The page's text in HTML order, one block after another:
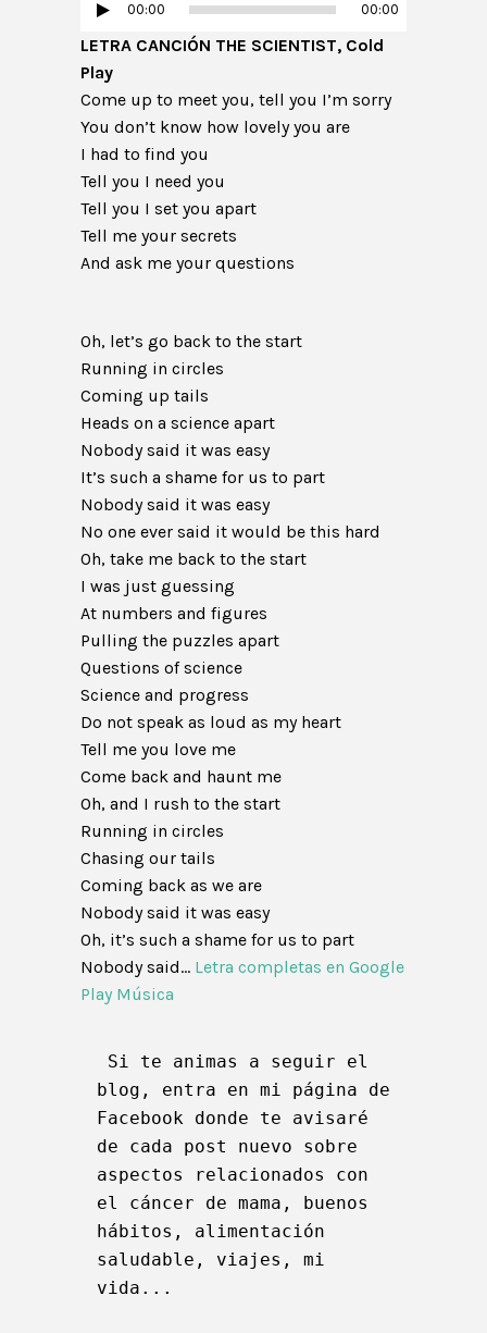
Reproductor
de
audio
00:00 00:00
LETRA CANCIÓN THE SCIENTIST, Cold
Play
Come up to meet you, tell you I’m sorry
You don’t know how lovely you are
I had to find you
Tell you I need you
Tell you I set you apart
Tell me your secrets
And ask me your questions
Oh, let’s go back to the start
Running in circles
Coming up tails
Heads on a science apart
Nobody said it was easy
It’s such a shame for us to part
Nobody said it was easy
No one ever said it would be this hard
Oh, take me back to the start
I was just guessing
At numbers and figures
Pulling the puzzles apart
Questions of science
Science and progress
Do not speak as loud as my heart
Tell me you love me
Come back and haunt me
Oh, and I rush to the start
Running in circles
Chasing our tails
Coming back as we are
Nobody said it was easy
Oh, it’s such a shame for us to part
Nobody said… Letra completas en Google
Play Música
blog, entra en mi página de
Facebook donde te avisaré
de cada post nuevo sobre
aspectos relacionados con
el cáncer de mama, buenos
hábitos, alimentación
saludable, viajes, mi
vida...